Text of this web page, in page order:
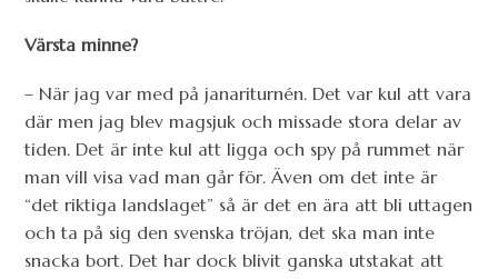
Värsta minne?
– När jag var med på janariturnén. Det var kul att vara
där men jag blev magsjuk och missade stora delar av
tiden. Det är inte kul att ligga och spy på rummet när
man vill visa vad man går för. Även om det inte är
“det riktiga landslaget” så är det en ära att bli uttagen
och ta på sig den svenska tröjan, det ska man inte
snacka bort. Det har dock blivit ganska utstakat att